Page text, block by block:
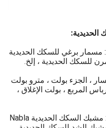
الحديدية:
مسمار برغي للسكك الحديدية
للسكك الحديدية ، إلخ.
، الجزء بولت ، مترو بولت
المربع ، بولت الإغلاق ،
3 ، سلسلة مقطع السكك الحديدية: مشبك السكك الحديدية Nabla